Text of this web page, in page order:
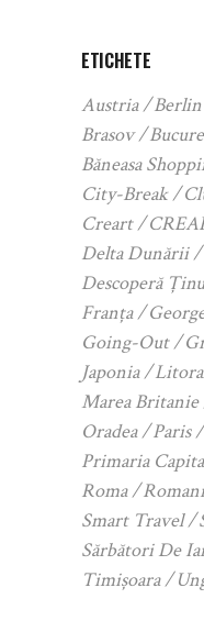
ETICHETE
Austria Berlin
Brasov
Băneasa
City-Break
Creart
Delta Dunării
Descoperă
Franța
Going-Out
Japonia
Marea Britanie
Oradea
Paris
Primaria
Roma
Smart Travel
Sărbători De
Timișoara